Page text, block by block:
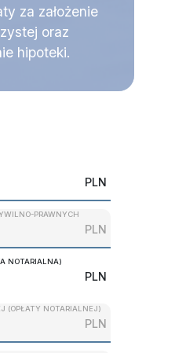
za założenie
oraz
hipoteki.
PLN
PRAWNYCH
PLN
NOTARIALNA)
PLN
(OPŁATY NOTARIALNEJ)
PLN